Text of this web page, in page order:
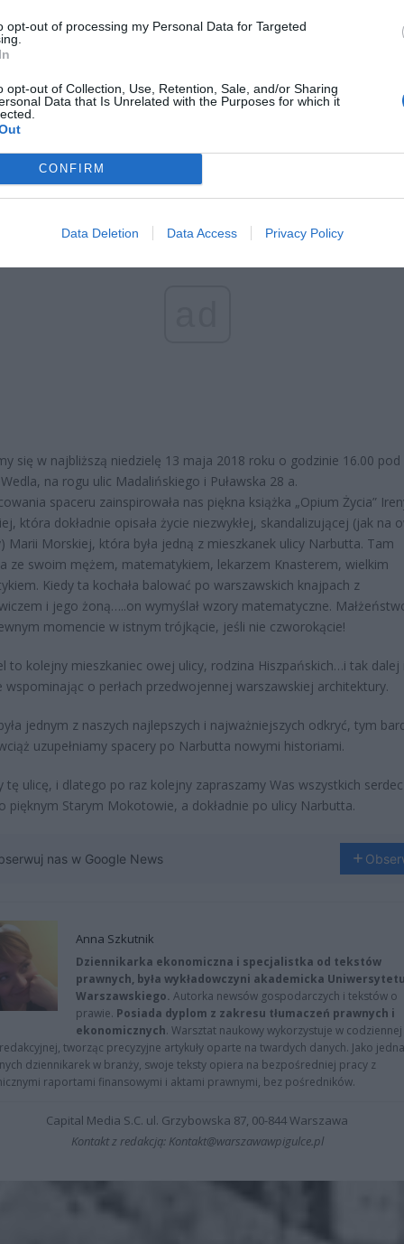
opt-out of processing my Personal Data for Targeted
opt-out of Collection, Use, Retention, Sale, and/or Sharing
Data that Is Unrelated with the Purposes for which it
CONFIRM
Data Deletion Data Access Privacy Policy
2026 16:06
dla milionów polskich rodzin. ZUS wypłacił już 173 mln
wciąż można składać
się w najbliższą niedzielę 13 maja 2018 roku o godzinie 16.00 pod
na rogu ulic Madalińskiego i Puławska 28 a.
spaceru zainspirowała nas piękna książka „Opium Życia”
która dokładnie opisała życie niezwykłej, skandalizującej (jak na
Marii Morskiej, która była jedną z mieszkanek ulicy Narbutta. Tam
ze swoim mężem, matematykiem, lekarzem Knasterem, wielkim
Kiedy ta kochała balować po warszawskich knajpach z
i jego żoną…..on wymyślał wzory matematyczne.
momencie w istnym trójkącie, jeśli nie czworokącie!
to kolejny mieszkaniec owej ulicy, rodzina Hiszpańskich…i tak dalej
wspominając o perłach przedwojennej warszawskiej architektury.
jednym z naszych najlepszych i najważniejszych odkryć, tym
uzupełniamy spacery po Narbutta nowymi historiami.
tę ulicę, i dlatego po raz kolejny zapraszamy Was wszystkich
pięknym Starym Mokotowie, a dokładnie po ulicy Narbutta.
nas w Google News
Anna Szkutnik
Dziennikarka ekonomiczna i specjalistka od tekstów
prawnych, była wykładowczyni akademicka
Warszawskiego. Autorka newsów gospodarczych i tekstów o
prawie. Posiada dyplom z zakresu tłumaczeń prawnych i
ekonomicznych. Warsztat naukowy wykorzystuje w codziennej
tworząc precyzyjne artykuły oparte na twardych danych. Jako
dziennikarek w branży, swoje teksty opiera na bezpośredniej pracy z
raportami finansowymi i aktami prawnymi, bez pośredników.
Capital Media S.C. ul. Grzybowska 87, 00-844 Warszawa
Kontakt z redakcją: Kontakt@warszawawpigulce.pl